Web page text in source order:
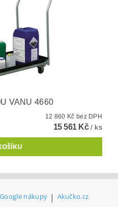
VANU 4660
12 860 Kč bez DPH
15 561 Kč/ ks
Google nákupy | Akučko.cz